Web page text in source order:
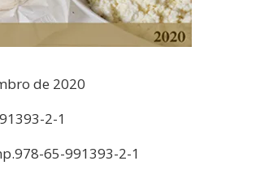
de 2020
2-1
65-991393-2-1